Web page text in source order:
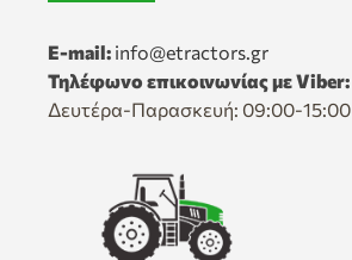
E-mail: info@etractors.gr
Τηλέφωνο επικοινωνίας με Viber:
Δευτέρα-Παρασκευή: 09:00-15:00